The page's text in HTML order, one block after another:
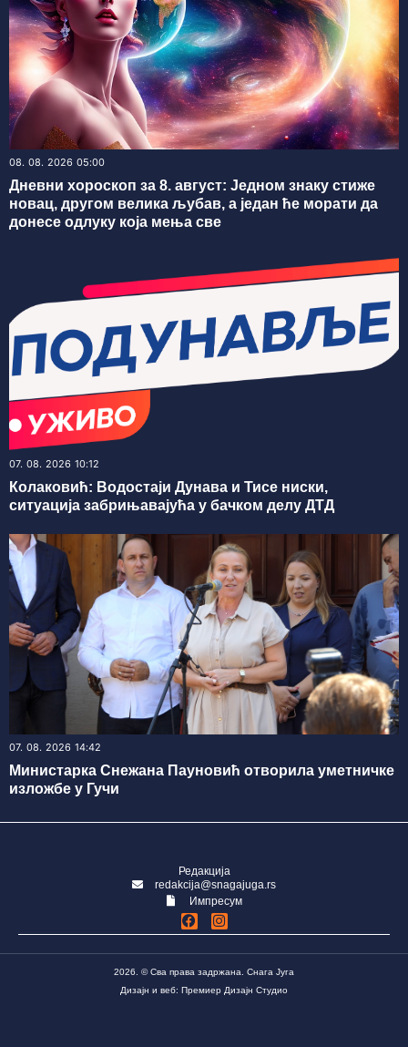
08. 08. 2026 05:00
Дневни хороскоп за 8. август: Једном знаку стиже
новац, другом велика љубав, а један ће морати да
донесе одлуку која мења све
07. 08. 2026 10:12
Колаковић: Водостаји Дунава и Тисе ниски,
ситуација забрињавајућа у бачком делу ДТД
07. 08. 2026 14:42
Министарка Снежана Пауновић отворила уметничке
изложбе у Гучи
Редакција
redakcija@snagajuga.rs
Импресум
2026. © Сва права задржана. Снага Југа
Дизајн и веб: Премиер Дизајн Студио